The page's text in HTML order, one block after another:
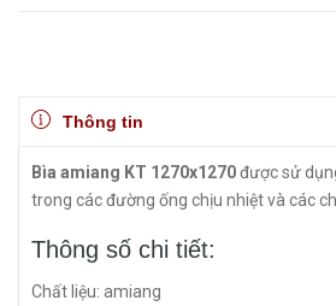
Thông tin
Bìa amiang KT 1270x1270được sử
trong các đường ống chịu nhiệt và các
Thông số chi tiết:
Chất liệu: amiang